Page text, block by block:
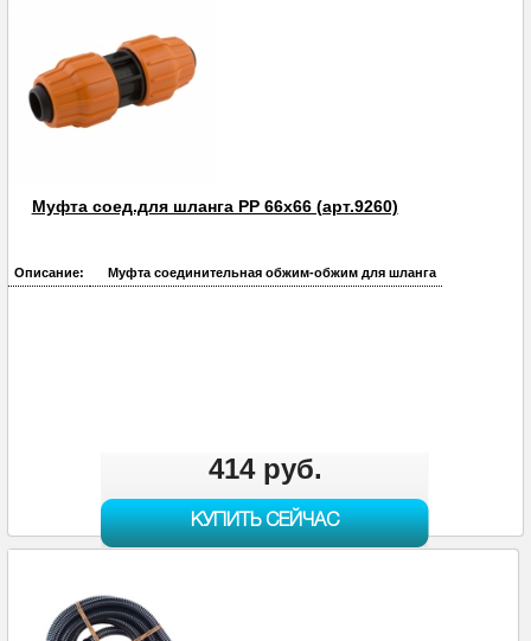
Муфта соед.для шланга PP 66х66 (арт.9260)
Описание: Муфта соединительная обжим-обжим для шланга
414 руб.
КУПИТЬ СЕЙЧАС